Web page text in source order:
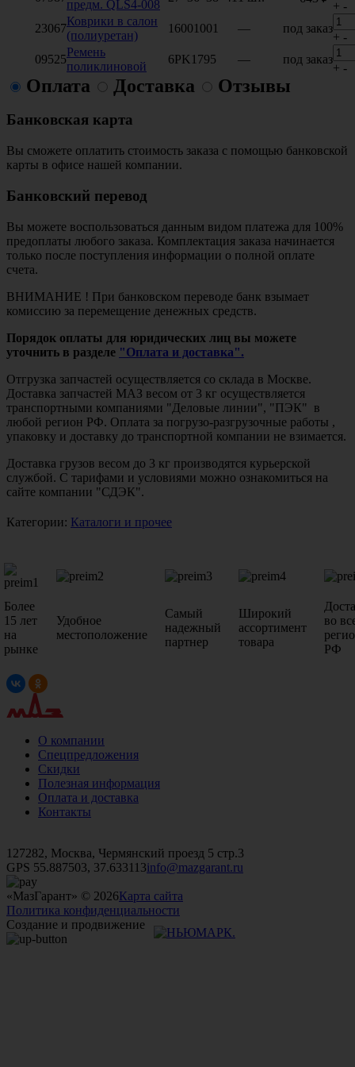
предм. QLS4-008 + -
23067
Коврики в салон
(полиуретан)
16001001 — под заказ
+ -
09525
Ремень
поликлиновой
6PK1795 — под заказ
+ -
Оплата Доставка Отзывы
Банковская карта
Вы сможете оплатить стоимость заказа с помощью банковской
карты в офисе нашей компании.
Банковский перевод
Вы можете воспользоваться данным видом платежа для 100%
предоплаты любого заказа. Комплектация заказа начинается
только после поступления информации о полной оплате
счета.
ВНИМАНИЕ ! При банковском переводе банк взымает
комиссию за перемещение денежных средств.
Порядок оплаты для юридических лиц вы можете
уточнить в разделе "Оплата и доставка".
Отгрузка запчастей осуществляется со склада в Москве.
Доставка запчастей МАЗ весом от 3 кг осуществляется
транспортными компаниями "Деловые линии", "ПЭК" в
любой регион РФ. Оплата за погрузо-разгрузочные работы ,
упаковку и доставку до транспортной компании не взимается.
Доставка грузов весом до 3 кг производятся курьерской
службой. С тарифами и условиями можно ознакомиться на
сайте компании "СДЭК".
Категории: Каталоги и прочее
Более
15 лет
на
рынке
Удобное
местоположение
Самый
надежный
партнер
Широкий
ассортимент
товара
во
РФ
О компании
Спецпредложения
Скидки
Полезная информация
Оплата и доставка
Контакты
127282, Москва, Чермянский проезд 5 стр.3
GPS 55.887503, 37.633113info@mazgarant.ru
«МазГарант» © 2026Карта сайта
Политика конфиденциальности
Создание и продвижение